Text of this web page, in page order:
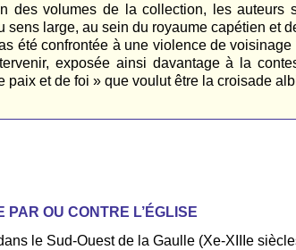
des volumes de la collection, les auteurs
sens large, au sein du royaume capétien et
été confrontée à une violence de
exposée ainsi davantage à la
paix et de foi » que voulut être la croisade
PAR OU CONTRE L’ÉGLISE
le Sud-Ouest de la Gaulle (Xe-XIIIe